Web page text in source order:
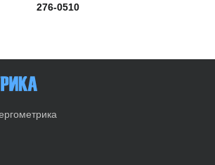
276-0510